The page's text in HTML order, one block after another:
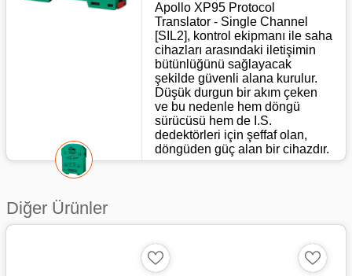
Apollo XP95 Protocol
Translator - Single Channel
[SIL2], kontrol ekipmanı ile saha
cihazları arasındaki iletişimin
bütünlüğünü sağlayacak
şekilde güvenli alana kurulur.
Düşük durgun bir akım çeken
ve bu nedenle hem döngü
sürücüsü hem de I.S.
dedektörleri için şeffaf olan,
döngüden güç alan bir cihazdır.
Besleme voltajı: 19 - 28 Vdc
Diğer Ürünler